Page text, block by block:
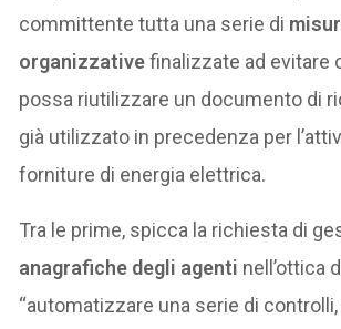
committente tutta una serie di
organizzativefinalizzate ad evitare
possa riutilizzare un documento di
già utilizzato in precedenza per
forniture di energia elettrica.
Tra le prime, spicca la richiesta di
anagrafiche degli agenti nell’ottica
“automatizzare una serie di